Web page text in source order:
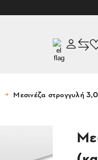
Μεσινέζα στρογγυλή